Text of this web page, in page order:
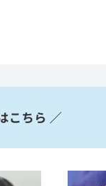
こちら ／